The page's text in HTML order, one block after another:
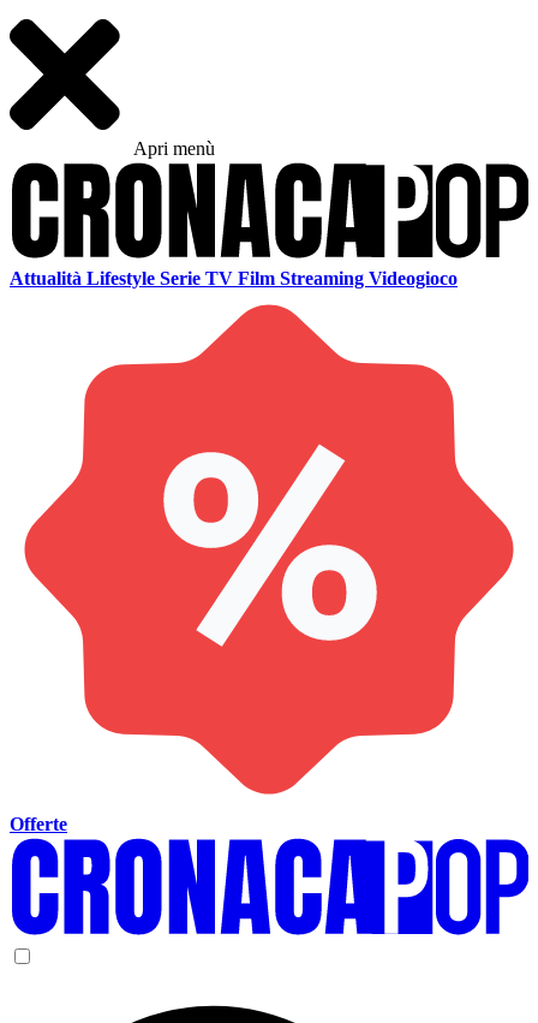
Apri menù
Attualità Lifestyle Serie TV Film Streaming Videogioco
Offerte